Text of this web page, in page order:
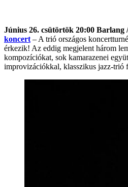
Június 26. csütörtök 20:00 Barlang
koncert – A trió országos
érkezik! Az eddig megjelent három
kompozíciókat, sok kamarazenei
improvizációkkal, klasszikus jazz-trió